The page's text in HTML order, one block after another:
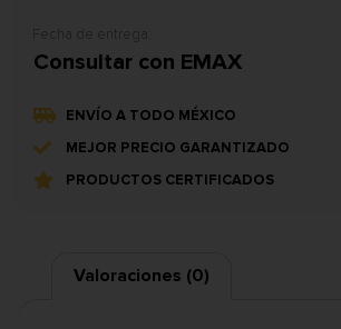
Fecha de entrega:
Consultar con EMAX
ENVÍO A TODO MÉXICO
MEJOR PRECIO GARANTIZADO
PRODUCTOS CERTIFICADOS
Valoraciones (0)